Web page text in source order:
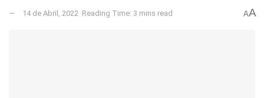
14 de Abril, 2022 Reading Time: 3 mins read AA